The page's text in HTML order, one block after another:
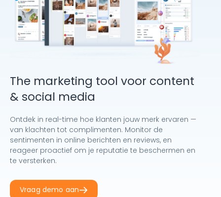
The marketing tool voor content
& social media
Ontdek in real-time hoe klanten jouw merk ervaren —
van klachten tot complimenten. Monitor de
sentimenten in online berichten en reviews, en
reageer proactief om je reputatie te beschermen en
te versterken.
Vraag demo aan